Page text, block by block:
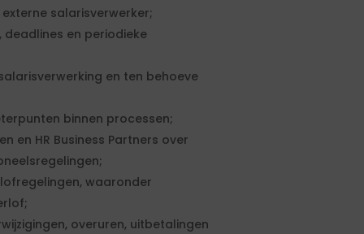
salarisverwerker;
en periodieke
en ten behoeve
binnen processen;
en HR Business Partners over
waaronder
overuren, uitbetalingen